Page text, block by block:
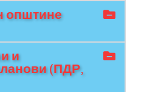
општине
и
(ПДР,